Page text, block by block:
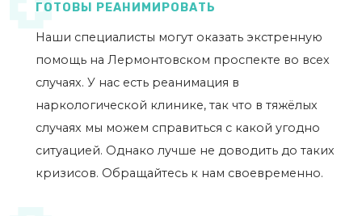
ГОТОВЫ РЕАНИМИРОВАТЬ
Наши специалисты могут оказать экстренную
помощь на Лермонтовском проспекте во всех
случаях. У нас есть реанимация в
наркологической клинике, так что в тяжёлых
случаях мы можем справиться с какой угодно
ситуацией. Однако лучше не доводить до таких
кризисов. Обращайтесь к нам своевременно.